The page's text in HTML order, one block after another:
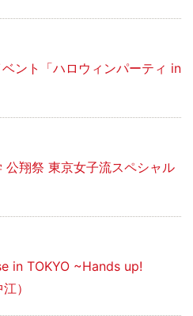
ント「ハロウィンパーティ in
公翔祭 東京女子流スペシャル
in TOKYO ~Hands up!
）